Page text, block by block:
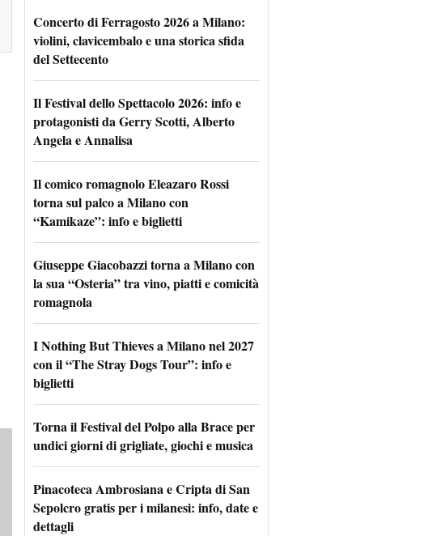
Concerto di Ferragosto 2026 a Milano:
violini, clavicembalo e una storica sfida
del Settecento
Il Festival dello Spettacolo 2026: info e
protagonisti da Gerry Scotti, Alberto
Angela e Annalisa
Il comico romagnolo Eleazaro Rossi
torna sul palco a Milano con
“Kamikaze”: info e biglietti
Giuseppe Giacobazzi torna a Milano con
la sua “Osteria” tra vino, piatti e comicità
romagnola
I Nothing But Thieves a Milano nel 2027
con il “The Stray Dogs Tour”: info e
biglietti
Torna il Festival del Polpo alla Brace per
undici giorni di grigliate, giochi e musica
Pinacoteca Ambrosiana e Cripta di San
Sepolcro gratis per i milanesi: info, date e
dettagli